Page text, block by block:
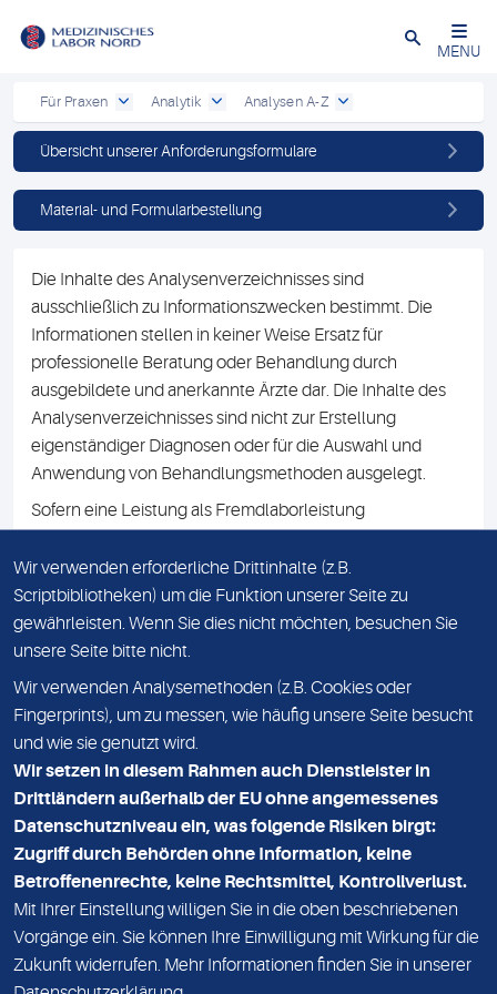
Schließen
MENU
Für Praxen Analytik Analysen A-Z
Übersicht unserer Anforderungsformulare
Material- und Formularbestellung
Die Inhalte des Analysenverzeichnisses sind
ausschließlich zu Informationszwecken bestimmt. Die
Informationen stellen in keiner Weise Ersatz für
professionelle Beratung oder Behandlung durch
ausgebildete und anerkannte Ärzte dar. Die Inhalte des
Analysenverzeichnisses sind nicht zur Erstellung
eigenständiger Diagnosen oder für die Auswahl und
Anwendung von Behandlungsmethoden ausgelegt.
Sofern eine Leistung als Fremdlaborleistung
Namen des Fremdlabors mit. Mit der Beauftragung der
Fremdlaborleistung erklären Sie sich mit dieser
Vereinbarung einverstanden.
DATENSCHUTZ
KONTAKT
NEWSLETTER
ADRESSE
MVZ Medizinisches Labor Nord MLN GmbH
Essener Straße 108
22419 Hamburg
Wir verwenden erforderliche Drittinhalte (z.B.
Scriptbibliotheken) um die Funktion unserer Seite zu
gewährleisten. Wenn Sie dies nicht möchten, besuchen Sie
unsere Seite bitte nicht.
Wir verwenden Analysemethoden (z.B. Cookies oder
Fingerprints), um zu messen, wie häufig unsere Seite besucht
und wie sie genutzt wird.
Wir setzen in diesem Rahmen auch Dienstleister in
Drittländern außerhalb der EU ohne angemessenes
Datenschutzniveau ein, was folgende Risiken birgt:
Zugriff durch Behörden ohne Information, keine
Betroffenenrechte, keine Rechtsmittel, Kontrollverlust.
Mit Ihrer Einstellung willigen Sie in die oben beschriebenen
Vorgänge ein. Sie können Ihre Einwilligung mit Wirkung für die
Zukunft widerrufen. Mehr Informationen finden Sie in unserer